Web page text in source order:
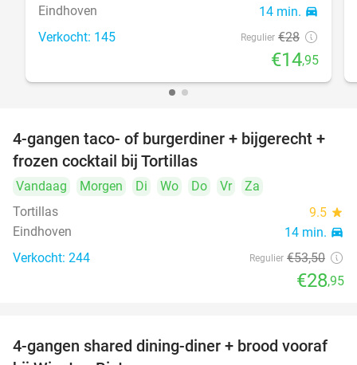
Eindhoven 14 min. directions_car
Verkocht: 145 Regulier €28
€14,95
46%
4-gangen taco- of burgerdiner + bijgerecht +
frozen cocktail bij Tortillas
Vandaag Morgen Di Wo Do Vr
Za
Tortillas
9.5 star
Eindhoven 14 min. directions_car
Verkocht: 244 Regulier €53,50
€28,95
32%
4-gangen shared dining-diner + brood vooraf